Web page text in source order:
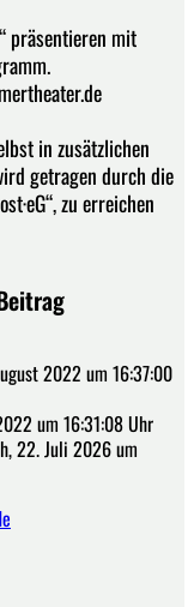
präsentieren mit
in zusätzlichen
getragen durch die
zu erreichen
2022 um 16:37:00
um 16:31:08 Uhr
22. Juli 2026 um